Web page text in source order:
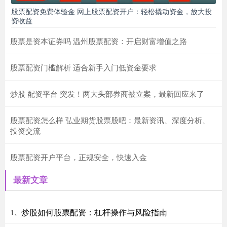
股票配资免费体验金 网上股票配资开户：轻松撬动资金，放大投
资收益
股票是资本证券吗 温州股票配资：开启财富增值之路
股票配资门槛解析 适合新手入门低资金要求
炒股 配资平台 突发！两大头部券商被立案，最新回应来了
股票配资怎么样 弘业期货股票股吧：最新资讯、深度分析、
投资交流
股票配资开户平台，正规安全，快速入金
最新文章
1、 炒股如何股票配资：杠杆操作与风险指南